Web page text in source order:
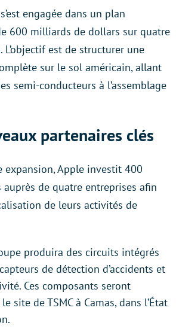
engagée dans un plan
600 milliards de dollars sur quatre
L’objectif est de structurer une
sur le sol américain, allant
semi-conducteurs à l’assemblage
partenaires clés
expansion, Apple investit 400
de quatre entreprises afin
de leurs activités de
produira des circuits intégrés
de détection d’accidents et
Ces composants seront
site de TSMC à Camas, dans l’État